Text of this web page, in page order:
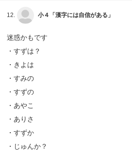
12. 小４「漢字には自信がある」
迷惑かもです
・すずは？
・きよは
・すみの
・すずの
・あやこ
・ありさ
・すずか
・じゅんか？